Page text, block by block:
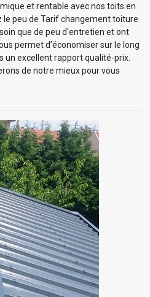
et rentable avec nos toits en
le peu de Tarif changement toiture
que de peu d'entretien et ont
permet d’économiser sur le long
un excellent rapport qualité-prix.
de notre mieux pour vous